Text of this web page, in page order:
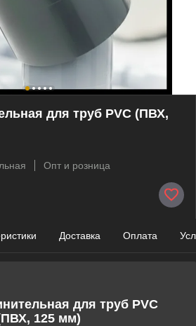
для труб PVC (ПВХ,
Опт и розница
Доставка Оплата
для труб PVC
ПВХ, 125 мм)